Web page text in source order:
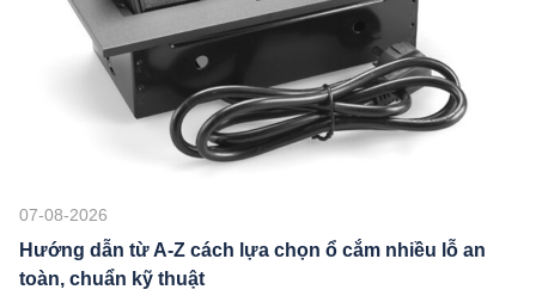
07-08-2026
Hướng dẫn từ A-Z cách lựa chọn ổ cắm nhiều lỗ an
toàn, chuẩn kỹ thuật